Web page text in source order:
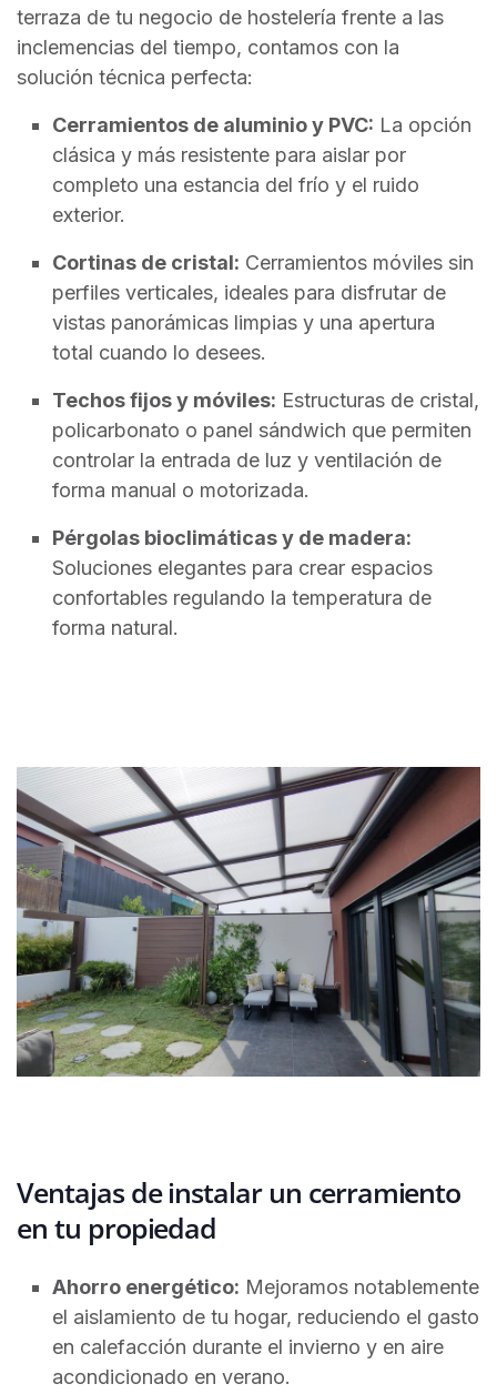
terraza de tu negocio de hostelería frente a las
inclemencias del tiempo, contamos con la
solución técnica perfecta:
Cerramientos de aluminio y PVC: La opción
clásica y más resistente para aislar por
completo una estancia del frío y el ruido
exterior.
Cortinas de cristal: Cerramientos móviles sin
perfiles verticales, ideales para disfrutar de
vistas panorámicas limpias y una apertura
total cuando lo desees.
Techos fijos y móviles: Estructuras de cristal,
policarbonato o panel sándwich que permiten
controlar la entrada de luz y ventilación de
forma manual o motorizada.
Pérgolas bioclimáticas y de madera:
Soluciones elegantes para crear espacios
confortables regulando la temperatura de
forma natural.
Ventajas de instalar un cerramiento
en tu propiedad
Ahorro energético: Mejoramos notablemente
el aislamiento de tu hogar, reduciendo el gasto
en calefacción durante el invierno y en aire
acondicionado en verano.